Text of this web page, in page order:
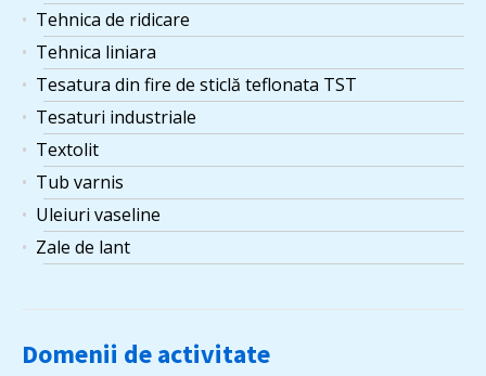
Tehnica de ridicare
Tehnica liniara
Tesatura din fire de sticlă teflonata TST
Tesaturi industriale
Textolit
Tub varnis
Uleiuri vaseline
Zale de lant
Domenii de activitate